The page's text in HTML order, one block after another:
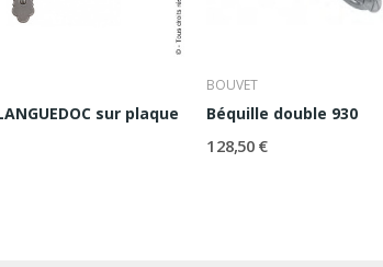
sur plaque
BOUVET
Béquille double 930
128,50 €